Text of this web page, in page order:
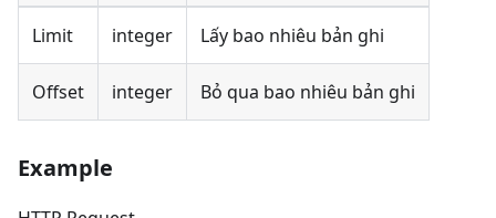
Limit integer Lấy bao nhiêu bản ghi
Offset integer Bỏ qua bao nhiêu bản ghi
Example